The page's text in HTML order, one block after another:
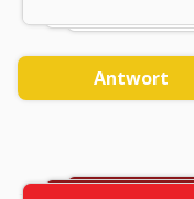
Antwort